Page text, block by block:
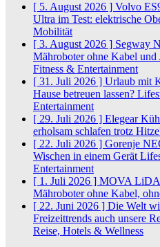
[ 5. August 2026 ] Volvo
Ultra im Test: elektrische
Mobilität
[ 3. August 2026 ] Segway
Mähroboter ohne Kabel und
Fitness & Entertainment
[ 31. Juli 2026 ] Urlaub mit
Hause betreuen lassen?
Entertainment
[ 29. Juli 2026 ] Elegear
erholsam schlafen trotz
[ 22. Juli 2026 ] Gorenje
Wischen in einem Gerät
Entertainment
[ 1. Juli 2026 ] MOVA
Mähroboter ohne Kabel,
[ 22. Juni 2026 ] Die Welt
Freizeittrends auch unsere
Reise, Hotels & Wellness